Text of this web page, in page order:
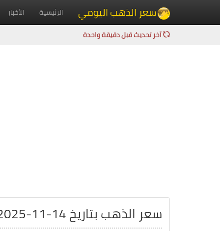
سعر الذهب اليومي الرئيسية الأخبار
آخر تحديث قبل دقيقة واحدة
سعر الذهب بتاريخ 14-11-2025 في السودان بالجنيه السوداني